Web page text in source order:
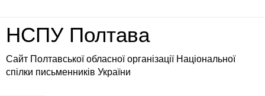
НСПУ Полтава
Сайт Полтавської обласної організації Національної
спілки письменників України